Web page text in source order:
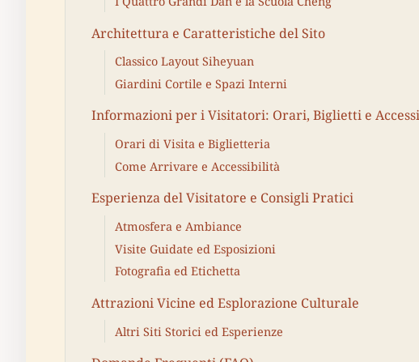
Architettura e Caratteristiche del Sito
Classico Layout Siheyuan
Giardini Cortile e Spazi Interni
Informazioni per i Visitatori: Orari, Biglietti e
Orari di Visita e Biglietteria
Come Arrivare e Accessibilità
Esperienza del Visitatore e Consigli Pratici
Atmosfera e Ambiance
Visite Guidate ed Esposizioni
Fotografia ed Etichetta
Attrazioni Vicine ed Esplorazione Culturale
Altri Siti Storici ed Esperienze